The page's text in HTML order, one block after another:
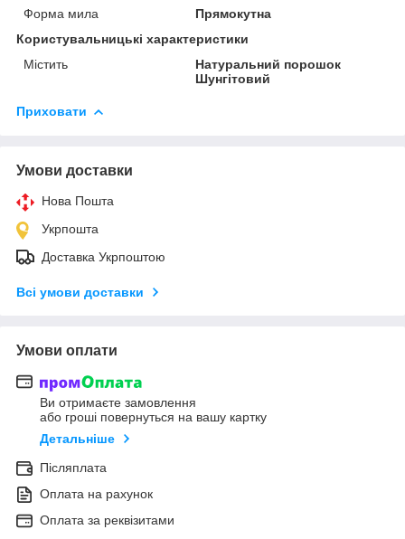
Форма мила
Прямокутна
Користувальницькі характеристики
Містить
Натуральний порошок
Шунгітовий
Приховати
Умови доставки
Нова Пошта
Укрпошта
Доставка Укрпоштою
Всі умови доставки
Умови оплати
Ви отримаєте замовлення
або гроші повернуться на вашу картку
Детальніше
Післяплата
Оплата на рахунок
Оплата за реквізитами